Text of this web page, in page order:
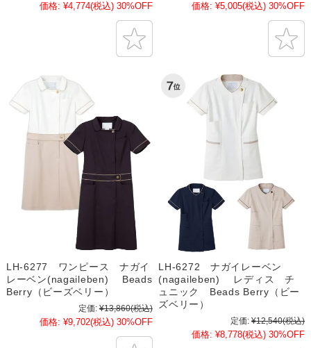
価格: ¥4,774(税込) 30%OFF 価格: ¥5,005(税込) 30%OFF
LH-6277 ワンピース ナガイ
レーベン(nagaileben) Beads
Berry（ビーズベリー）
定価: ¥13,860(税込)
価格: ¥9,702(税込) 30%OFF
LH-6272 ナガイレーベン
(nagaileben) レディス チ
ュニック Beads Berry（ビー
ズベリー）
定価: ¥12,540(税込)
価格: ¥8,778(税込) 30%OFF